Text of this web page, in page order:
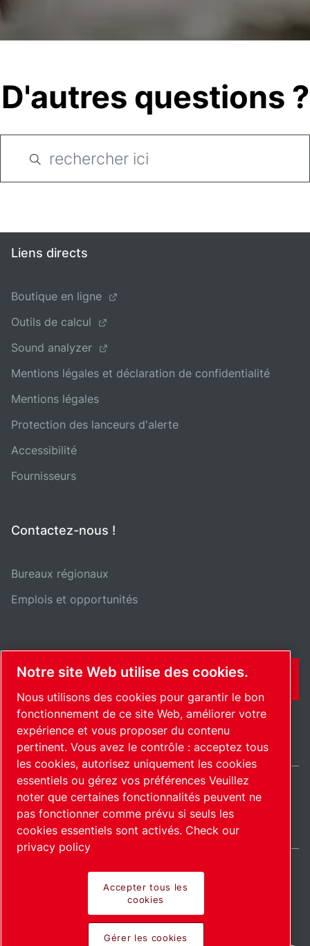
D'autres questions ?
Liens directs
Boutique en ligne
Outils de calcul
Sound analyzer
Mentions légales et déclaration de confidentialité
Mentions légales
Protection des lanceurs d'alerte
Accessibilité
Fournisseurs
Contactez-nous !
Bureaux régionaux
Emplois et opportunités
CONTACT
Plan du siteGérer les cookies© 2026 Copyright.
France / FR
Pioneering products.
Notre site Web utilise des cookies.
Nous utilisons des cookies pour garantir le bon
fonctionnement de ce site Web, améliorer votre
expérience et vous proposer du contenu
pertinent. Vous avez le contrôle : acceptez tous
les cookies, autorisez uniquement les cookies
essentiels ou gérez vos préférences Veuillez
noter que certaines fonctionnalités peuvent ne
pas fonctionner comme prévu si seuls les
cookies essentiels sont activés. Check our
privacy policy
Accepter tous les
cookies
Gérer les cookies